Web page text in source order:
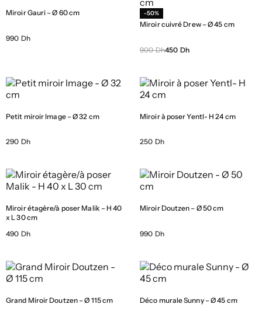
Miroir Gauri – Ø 60 cm
990 Dh
-50%
Miroir cuivré Drew – Ø 45 cm
900 Dh450 Dh
Petit miroir Image – Ø 32 cm
290 Dh
Miroir à poser Yentl- H 24 cm
250 Dh
Miroir étagère/à poser Malik – H 40
x L 30 cm
490 Dh
Miroir Doutzen – Ø 50 cm
990 Dh
Grand Miroir Doutzen – Ø 115 cm Déco murale Sunny – Ø 45 cm